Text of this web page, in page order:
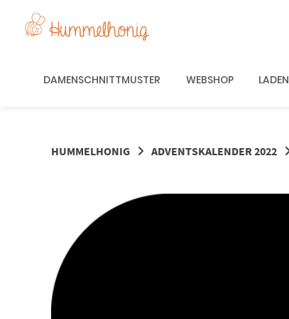
DAMENSCHNITTMUSTER WEBSHOP LADEN
HUMMELHONIG ADVENTSKALENDER 2022